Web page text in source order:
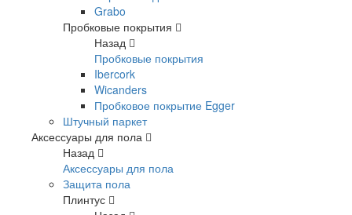
Grabo
Пробковые покрытия
Назад
Пробковые покрытия
Ibercork
Wicanders
Пробковое покрытие Egger
Штучный паркет
Аксессуары для пола
Назад
Аксессуары для пола
Защита пола
Плинтус